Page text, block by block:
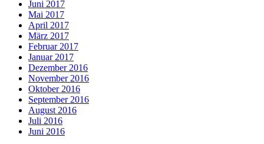
Juni 2017
Mai 2017
April 2017
März 2017
Februar 2017
Januar 2017
Dezember 2016
November 2016
Oktober 2016
September 2016
August 2016
Juli 2016
Juni 2016